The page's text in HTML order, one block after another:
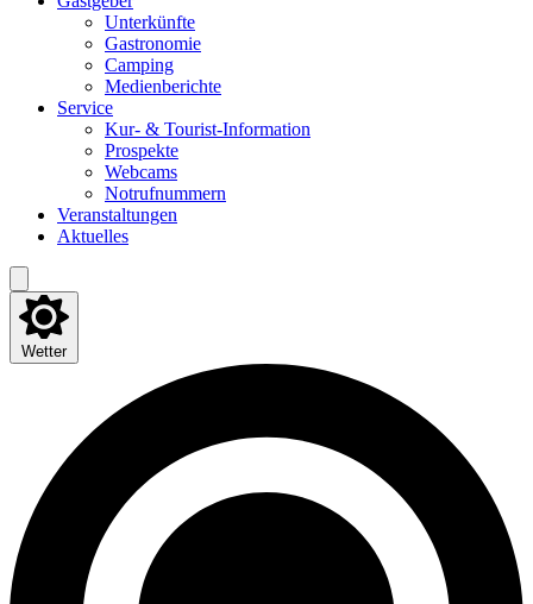
Unter­künf­te
Gas­tro­no­mie
Cam­ping
Medi­en­be­rich­te
Ser­vice
Kur- & Tourist-Information
Pro­spek­te
Web­cams
Not­ruf­num­mern
Ver­an­stal­tun­gen
Aktu­el­les
Wetter